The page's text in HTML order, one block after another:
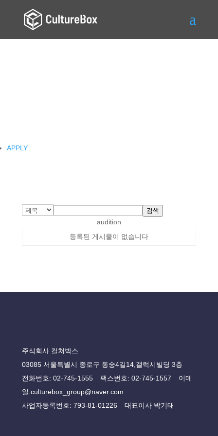
APPLY
검색
audition
등록된 게시물이 없습니다
주식회사 컬쳐박스
03085 서울특별시 종로구 동숭4길14,갤럭시빌딩 3층
전화번호: 02-745-1555 팩스번호: 02-745-1557 이메
일:culturebox_group@naver.com
사업자등록번호: 793-81-01226 대표이사 박기태